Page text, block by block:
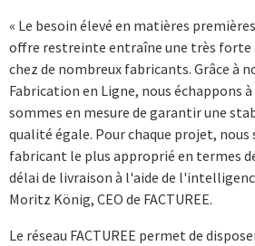
« Le besoin élevé en matières
offre restreinte entraîne une très forte
chez de nombreux fabricants. Grâce à
Fabrication en Ligne, nous échappons
sommes en mesure de garantir une
qualité égale. Pour chaque projet,
fabricant le plus approprié en termes
délai de livraison à l'aide de
Moritz König, CEO de FACTUREE.
Le réseau FACTUREE permet de